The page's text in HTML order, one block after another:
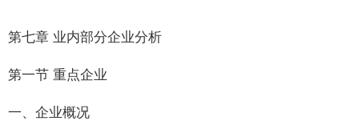
第七章 业内部分企业分析
第一节 重点企业
一、企业概况